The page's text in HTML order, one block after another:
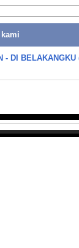
- DI